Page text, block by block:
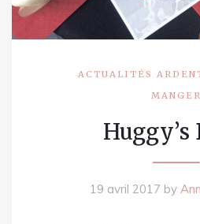
ACTUALITÉS
MANGER
Huggy’s
19 avril 2017 by